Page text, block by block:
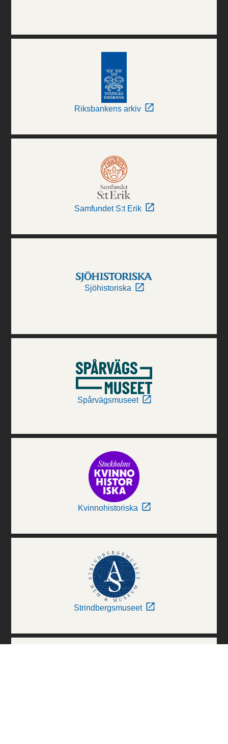
Riksbankens arkiv
Samfundet S:t Erik
Sjöhistoriska
Spårvägsmuseet
Kvinnohistoriska
Strindbergsmuseet